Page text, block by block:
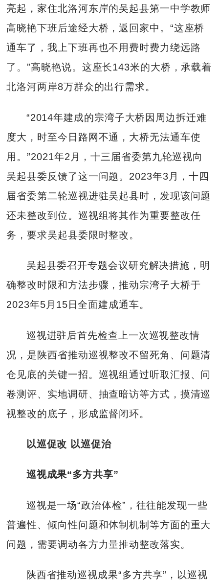
亮起，家住北洛河东岸的吴起县第一中学教师
高晓艳下班后途经大桥，返回家中。“这座桥
通车了，我上下班再也不用费时费力绕远路
了。”高晓艳说。这座长143米的大桥，承载着
北洛河两岸8万群众的出行需求。
“2014年建成的宗湾子大桥因周边拆迁难
度大，时至今日路网不通，大桥无法通车使
用。”2021年2月，十三届省委第九轮巡视向
吴起县委反馈了这一问题。2023年3月，十四
届省委第二轮巡视进驻吴起县时，发现该问题
还未整改到位。巡视组将其作为重要整改任
务，要求吴起县委限时整改。
吴起县委召开专题会议研究解决措施，明
确整改时限和方法步骤，推动宗湾子大桥于
2023年5月15日全面建成通车。
巡视进驻后首先检查上一次巡视整改情
况，是陕西省推动巡视整改不留死角、问题清
仓见底的关键一招。巡视组通过听取汇报、问
卷测评、实地调研、抽查暗访等方式，摸清巡
视整改的底子，形成监督闭环。
以巡促改 以巡促治
巡视成果“多方共享”
巡视是一场“政治体检”，往往能发现一些
普遍性、倾向性问题和体制机制等方面的重大
问题，需要调动各方力量推动整改落实。
陕西省推动巡视成果“多方共享”，以巡视